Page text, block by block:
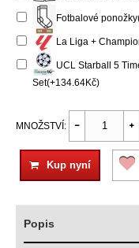
Fotbalové
La Liga +
UCL Starball 5
Set(+134.64Kč)
MNOŽSTVÍ:
Kup nyní
Popis